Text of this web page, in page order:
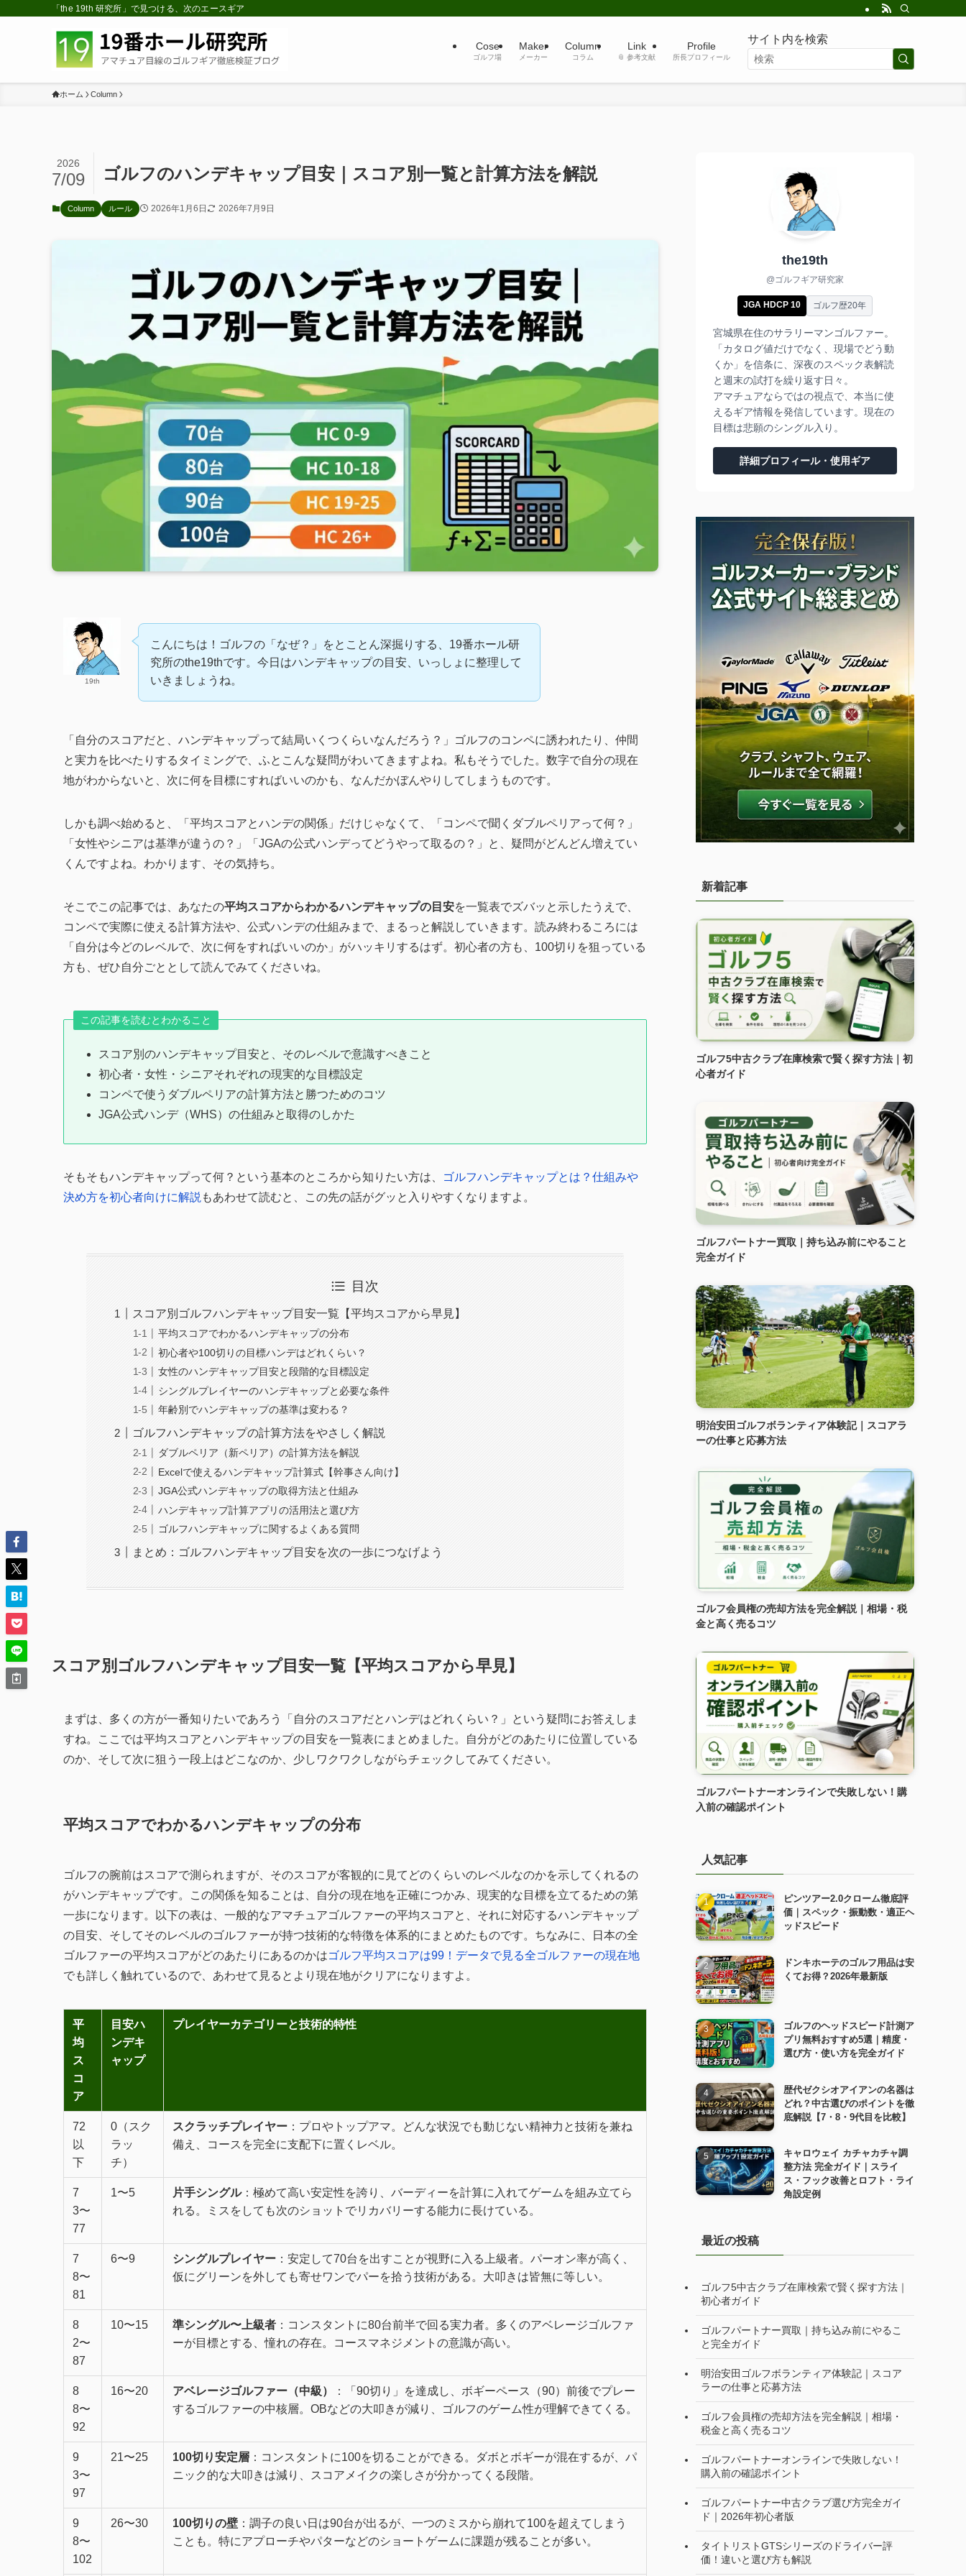
「the 19th 研究所」で見つける、次のエースギア
Cose
ゴルフ場
Maker
メーカー
Column
コラム
Link
📎 参考文献
Profile
所長プロフィール
サイト内を検索
ホーム Column
ゴルフのハンデキャップ目安｜スコア別一覧と計算方法を解説
2026
7/09
Column ルール 2026年1月6日 2026年7月9日
19th
こんにちは！ゴルフの「なぜ？」をとことん深掘りする、19番ホール研
究所のthe19thです。今日はハンデキャップの目安、いっしょに整理して
いきましょうね。
「自分のスコアだと、ハンデキャップって結局いくつくらいなんだろう？」ゴルフのコンペに誘われたり、仲間
と実力を比べたりするタイミングで、ふとこんな疑問がわいてきますよね。私もそうでした。数字で自分の現在
地がわからないと、次に何を目標にすればいいのかも、なんだかぼんやりしてしまうものです。
しかも調べ始めると、「平均スコアとハンデの関係」だけじゃなくて、「コンペで聞くダブルペリアって何？」
「女性やシニアは基準が違うの？」「JGAの公式ハンデってどうやって取るの？」と、疑問がどんどん増えてい
くんですよね。わかります、その気持ち。
そこでこの記事では、あなたの平均スコアからわかるハンデキャップの目安を一覧表でズバッと示したうえで、
コンペで実際に使える計算方法や、公式ハンデの仕組みまで、まるっと解説していきます。読み終わるころには
「自分は今どのレベルで、次に何をすればいいのか」がハッキリするはず。初心者の方も、100切りを狙っている
方も、ぜひ自分ごととして読んでみてくださいね。
この記事を読むとわかること
スコア別のハンデキャップ目安と、そのレベルで意識すべきこと
初心者・女性・シニアそれぞれの現実的な目標設定
コンペで使うダブルペリアの計算方法と勝つためのコツ
JGA公式ハンデ（WHS）の仕組みと取得のしかた
そもそもハンデキャップって何？という基本のところから知りたい方は、
ゴルフハンデキャップとは？仕組みや
決め方を初心者向けに解説 もあわせて読むと、この先の話がグッと入りやすくなりますよ。
目次
スコア別ゴルフハンデキャップ目安一覧【平均スコアから早見】
平均スコアでわかるハンデキャップの分布
初心者や100切りの目標ハンデはどれくらい？
女性のハンデキャップ目安と段階的な目標設定
シングルプレイヤーのハンデキャップと必要な条件
年齢別でハンデキャップの基準は変わる？
ゴルフハンデキャップの計算方法をやさしく解説
ダブルペリア（新ペリア）の計算方法を解説
Excelで使えるハンデキャップ計算式【幹事さん向け】
JGA公式ハンデキャップの取得方法と仕組み
ハンデキャップ計算アプリの活用法と選び方
ゴルフハンデキャップに関するよくある質問
まとめ：ゴルフハンデキャップ目安を次の一歩につなげよう
スコア別ゴルフハンデキャップ目安一覧【平均スコアから早見】
まずは、多くの方が一番知りたいであろう「自分のスコアだとハンデはどれくらい？」という疑問にお答えしま
すね。ここでは平均スコアとハンデキャップの目安を一覧表にまとめました。自分がどのあたりに位置している
のか、そして次に狙う一段上はどこなのか、少しワクワクしながらチェックしてみてください。
平均スコアでわかるハンデキャップの分布
ゴルフの腕前はスコアで測られますが、そのスコアが客観的に見てどのくらいのレベルなのかを示してくれるの
がハンデキャップです。この関係を知ることは、自分の現在地を正確につかみ、現実的な目標を立てるための第
一歩になります。以下の表は、一般的なアマチュアゴルファーの平均スコアと、それに対応するハンデキャップ
の目安、そしてそのレベルのゴルファーが持つ技術的な特徴を体系的にまとめたものです。ちなみに、日本の全
ゴルファーの平均スコアがどのあたりにあるのかはゴルフ平均スコアは99！データで見る全ゴルファーの現在地
でも詳しく触れているので、あわせて見るとより現在地がクリアになりますよ。
平
均
ス
コ
ア
目安ハ
ンデキ
ャップ
プレイヤーカテゴリーと技術的特性
72
以
下
0（スク
ラッ
チ）
スクラッチプレイヤー ：プロやトップアマ。どんな状況でも動じない精神力と技術を兼ね
備え、コースを完全に支配下に置くレベル。
7
3〜
77
1〜5 片手シングル：極めて高い安定性を誇り、バーディーを計算に入れてゲームを組み立てら
れる。ミスをしても次のショットでリカバリーする能力に長けている。
7
8〜
81
6〜9 シングルプレイヤー ：安定して70台を出すことが視野に入る上級者。パーオン率が高く、
仮にグリーンを外しても寄せワンでパーを拾う技術がある。大叩きは皆無に等しい。
8
2〜
87
10〜15 準シングル〜上級者 ：コンスタントに80台前半で回る実力者。多くのアベレージゴルファ
ーが目標とする、憧れの存在。コースマネジメントの意識が高い。
8
8〜
92
16〜20 アベレージゴルファー（中級）
：「90切り」を達成し、ボギーペース（90）前後でプレー
するゴルファーの中核層。OBなどの大叩きが減り、ゴルフのゲーム性が理解できてくる。
9
3〜
97
21〜25 100切り安定層 ：コンスタントに100を切ることができる。ダボとボギーが混在するが、パ
ニック的な大叩きは減り、スコアメイクの楽しさが分かってくる段階。
9
8〜
102
26〜30 100切りの壁 ：調子の良い日は90台が出るが、一つのミスから崩れて100を超えてしまう
ことも。特にアプローチやパターなどのショートゲームに課題が残ることが多い。
the19th
@ゴルフギア研究家
JGA HDCP 10 ゴルフ歴20年
宮城県在住のサラリーマンゴルファー。
「カタログ値だけでなく、現場でどう動
くか」を信条に、深夜のスペック表解読
と週末の試打を繰り返す日々。
アマチュアならではの視点で、本当に使
えるギア情報を発信しています。現在の
目標は悲願のシングル入り。
詳細プロフィール・使用ギア
新着記事
ゴルフ5中古クラブ在庫検索で賢く探す方法｜初
心者ガイド
ゴルフパートナー買取｜持ち込み前にやること
完全ガイド
明治安田ゴルフボランティア体験記｜スコアラ
ーの仕事と応募方法
ゴルフ会員権の売却方法を完全解説｜相場・税
金と高く売るコツ
ゴルフパートナーオンラインで失敗しない！購
入前の確認ポイント
人気記事
ピンツアー2.0クローム徹底評
価｜スペック・振動数・適正ヘ
ッドスピード
ドンキホーテのゴルフ用品は安
くてお得？2026年最新版
ゴルフのヘッドスピード計測ア
プリ無料おすすめ5選｜精度・
選び方・使い方を完全ガイド
歴代ゼクシオアイアンの名器は
どれ？中古選びのポイントを徹
底解説【7・8・9代目を比較】
キャロウェイ カチャカチャ調
整方法 完全ガイド｜スライ
ス・フック改善とロフト・ライ
角設定例
最近の投稿
ゴルフ5中古クラブ在庫検索で賢く探す方法｜
初心者ガイド
ゴルフパートナー買取｜持ち込み前にやるこ
と完全ガイド
明治安田ゴルフボランティア体験記｜スコア
ラーの仕事と応募方法
ゴルフ会員権の売却方法を完全解説｜相場・
税金と高く売るコツ
ゴルフパートナーオンラインで失敗しない！
購入前の確認ポイント
ゴルフパートナー中古クラブ選び方完全ガイ
ド｜2026年初心者版
タイトリストGTSシリーズのドライバー評
価！違いと選び方も解説